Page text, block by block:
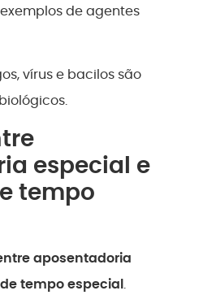
de agentes
vírus e bacilos são
especial e
tempo
aposentadoria
tempo especial.